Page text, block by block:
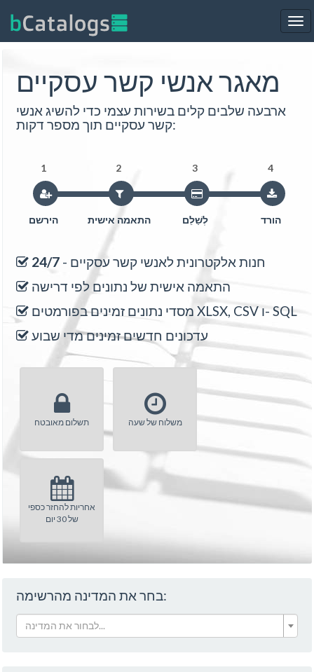
מאגר אנשי קשר עסקיים
ארבעה שלבים קלים בשירות עצמי כדי להשיג אנשי
קשר עסקיים תוך מספר דקות:
1
הירשם
2
התאמה אישית
3
לְשַׁלֵם
4
הורד
חנות אלקטרונית לאנשי קשר עסקיים - 24/7
התאמה אישית של נתונים לפי דרישה
מסדי נתונים זמינים בפורמטים XLSX, CSV ו- SQL
עדכונים חדשים זמינים מדי שבוע
תשלום מאובטח משלוח של שעה
אחריות להחזר כספי
של 30 יום
בחר את המדינה מהרשימה:
לבחור את המדינה...